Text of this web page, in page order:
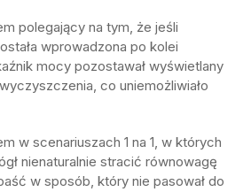
polegający na tym, że jeśli
wprowadzona po kolei
mocy pozostawał wyświetlany
co uniemożliwiało
w scenariuszach 1 na 1, w których
nienaturalnie stracić równowagę
w sposób, który nie pasował do